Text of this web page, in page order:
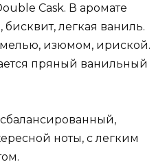
Cask. В аромате
бисквит, легкая ваниль.
изюмом, ириской.
пряный ванильный
ноты, с легким